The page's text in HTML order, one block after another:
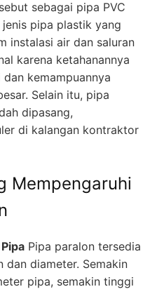
sebagai pipa PVC
pipa plastik yang
instalasi air dan saluran
karena ketahanannya
kemampuannya
Selain itu, pipa
dipasang,
di kalangan kontraktor
Mempengaruhi
Pipa paralon tersedia
dan diameter. Semakin
pipa, semakin tinggi